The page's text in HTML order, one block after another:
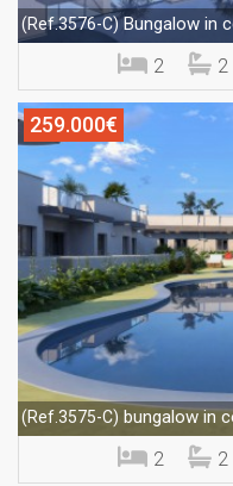
(Ref.3576-C)Bungalow in
2 2
259.000€
(Ref.3575-C) bungalow in
2 2